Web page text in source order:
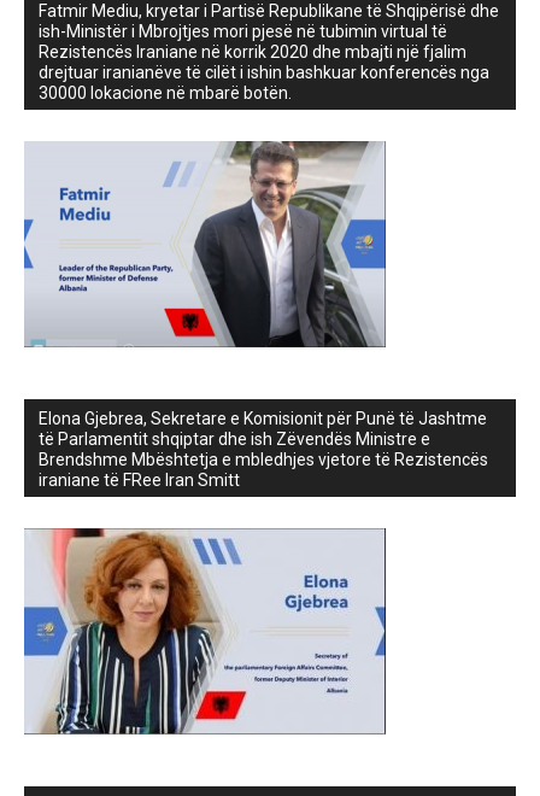
Fatmir Mediu, kryetar i Partisë Republikane të Shqipërisë dhe
ish-Ministër i Mbrojtjes mori pjesë në tubimin virtual të
Rezistencës Iraniane në korrik 2020 dhe mbajti një fjalim
drejtuar iranianëve të cilët i ishin bashkuar konferencës nga
30000 lokacione në mbarë botën.
Elona Gjebrea, Sekretare e Komisionit për Punë të Jashtme
të Parlamentit shqiptar dhe ish Zëvendës Ministre e
Brendshme Mbështetja e mbledhjes vjetore të Rezistencës
iraniane të FRee Iran Smitt